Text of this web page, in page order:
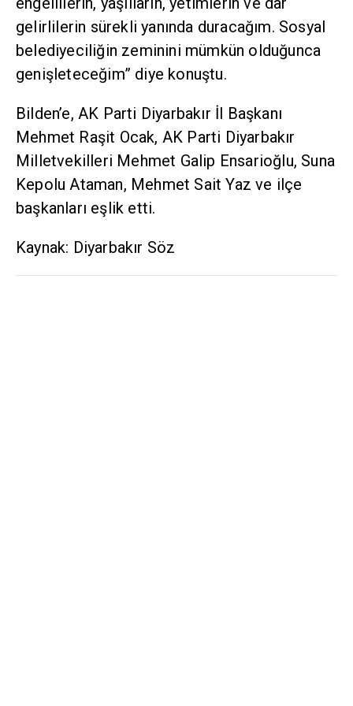
gelirlilerin sürekli yanında duracağım. Sosyal
belediyeciliğin zeminini mümkün olduğunca
genişleteceğim” diye konuştu.
Bilden’e, AK Parti Diyarbakır İl Başkanı
Mehmet Raşit Ocak, AK Parti Diyarbakır
Milletvekilleri Mehmet Galip Ensarioğlu, Suna
Kepolu Ataman, Mehmet Sait Yaz ve ilçe
başkanları eşlik etti.
Kaynak: Diyarbakır Söz